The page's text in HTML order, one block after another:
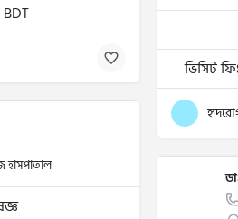
ভিসিট
হাসপাতাল